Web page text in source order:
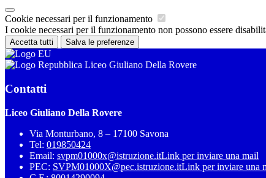
Cookie necessari per il funzionamento
I cookie necessari per il funzionamento non possono essere
Accetta tutti Salva le preferenze
Liceo Giuliano Della Rovere
Contatti
Liceo Giuliano Della Rovere
Via Monturbano, 8 – 17100 Savona
Tel: 019850424
Email: svpm01000x@istruzione.itLink per inviare una mail
PEC: SVPM01000X@pec.istruzione.itLink per inviare una